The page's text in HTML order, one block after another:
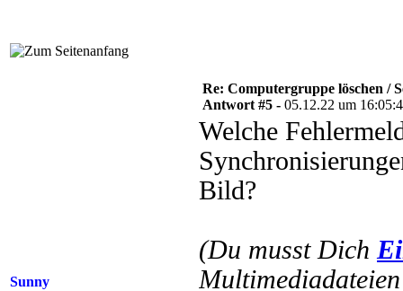
Sunny
Re: Computergruppe löschen /
Antwort #5 - 05.12.22 um
Welche
Bild?
(Du musst Dich